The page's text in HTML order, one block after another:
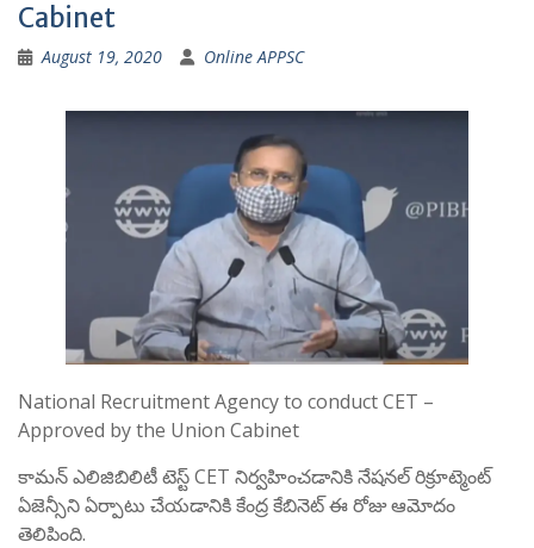
Cabinet
August 19, 2020 Online APPSC
National Recruitment Agency to conduct CET –
Approved by the Union Cabinet
కామన్ ఎలిజిబిలిటీ టెస్ట్ CET నిర్వహించడానికి నేషనల్ రిక్రూట్మెంట్
ఏజెన్సీని ఏర్పాటు చేయడానికి కేంద్ర కేబినెట్ ఈ రోజు ఆమోదం
తెలిపింది.